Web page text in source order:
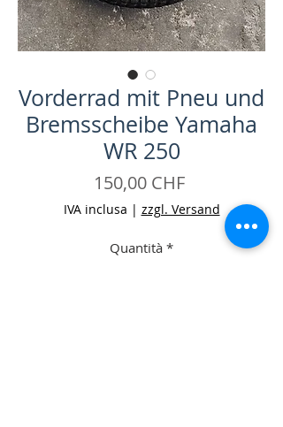
Vorderrad mit Pneu und
Bremsscheibe Yamaha
WR 250
150,00 CHFPrezzo
IVA inclusa | zzgl. Versand
Quantità *